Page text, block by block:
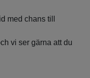
med chans till
vi ser gärna att du